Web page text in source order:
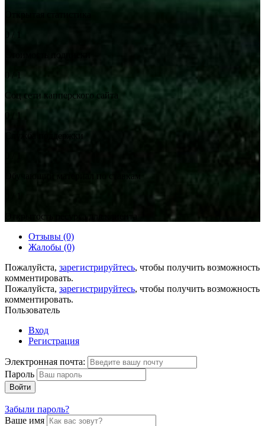
0 / 1
Соц сети капперского сайта
0 / 1
Служба поддержки
Обучающий материал по ставкам
Открытость ресурса для клиента
Отзывы (0)
Жалобы (0)
Пожалуйста, зарегистрируйтесь, чтобы получить возможность
комментировать.
Пожалуйста, зарегистрируйтесь, чтобы получить возможность
комментировать.
Пользователь
Вход
Регистрация
Электронная почта:
Пароль
Войти
Забыли пароль?
Ваше имя